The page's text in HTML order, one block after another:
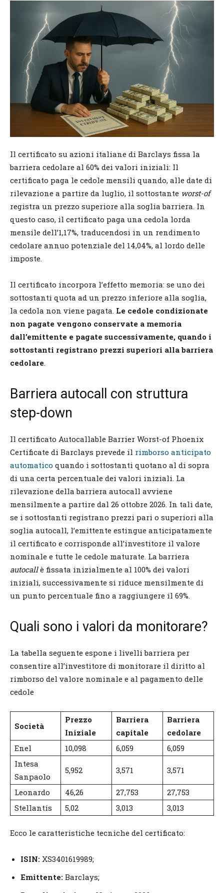
Il certificato su azioni italiane di Barclays fissa la
barriera cedolare al 60% dei valori iniziali: Il
certificato paga le cedole mensili quando, alle date di
rilevazione a partire da luglio, il sottostante worst-of
registra un prezzo superiore alla soglia barriera. In
questo caso, il certificato paga una cedola lorda
mensile dell’1,17%, traducendosi in un rendimento
cedolare annuo potenziale del 14,04%, al lordo delle
imposte.
Il certificato incorpora l’effetto memoria: se uno dei
sottostanti quota ad un prezzo inferiore alla soglia,
la cedola non viene pagata. Le cedole condizionate
non pagate vengono conservate a memoria
dall’emittente e pagate successivamente, quando i
sottostanti registrano prezzi superiori alla barriera
cedolare.
Barriera autocall con struttura
step-down
Il certificato Autocallable Barrier Worst-of Phoenix
Certificate di Barclays prevede il rimborso anticipato
automatico quando i sottostanti quotano al di sopra
di una certa percentuale dei valori iniziali. La
rilevazione della barriera autocall avviene
mensilmente a partire dal 26 ottobre 2026. In tali date,
se i sottostanti registrano prezzi pari o superiori alla
soglia autocall, l’emittente estingue anticipatamente
il certificato e corrisponde all’investitore il valore
nominale e tutte le cedole maturate. La barriera
autocallè fissata inizialmente al 100% dei valori
iniziali, successivamente si riduce mensilmente di
un punto percentuale fino a raggiungere il 69%.
Quali sono i valori da monitorare?
La tabella seguente espone i livelli barriera per
consentire all’investitore di monitorare il diritto al
rimborso del valore nominale e al pagamento delle
cedole
Società
Prezzo
Iniziale
Barriera
capitale
Barriera
cedolare
Enel
10,098 6,059
6,059
Intesa
Sanpaolo
5,952 3,571 3,571
Leonardo 46,26 27,753
27,753
Stellantis
5,02 3,013 3,013
Ecco le caratteristiche tecniche del certificato:
ISIN: XS3401619989;
Emittente: Barclays;